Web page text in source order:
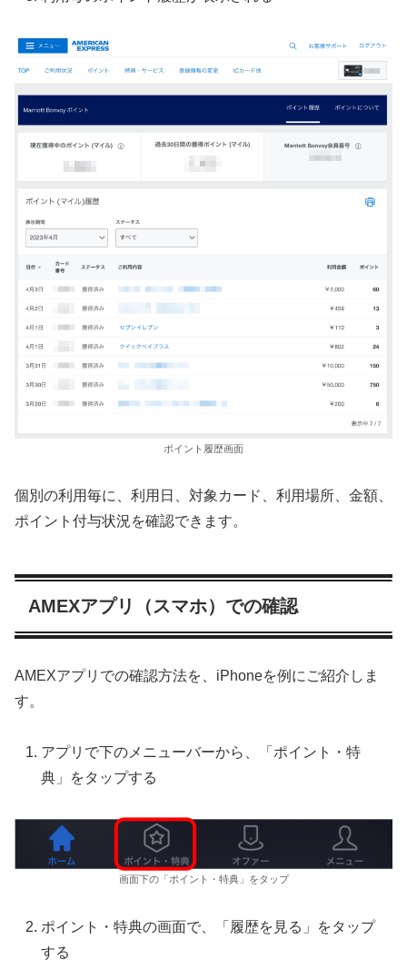
ポイント履歴画面
個別の利用毎に、利用日、対象カード、利用場所、金額、
ポイント付与状況を確認できます。
AMEXアプリ（スマホ）での確認
AMEXアプリでの確認方法を、iPhoneを例にご紹介しま
す。
アプリで下のメニューバーから、「ポイント・特
典」をタップする
画面下の「ポイント・特典」をタップ
ポイント・特典の画面で、「履歴を見る」をタップ
する